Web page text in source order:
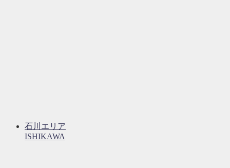
石川エリア
ISHIKAWA